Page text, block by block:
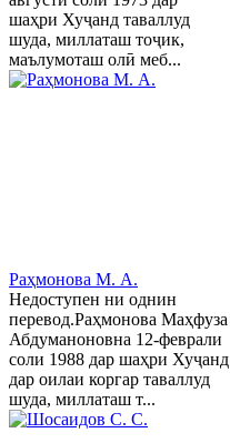
шаҳри Хуҷанд таваллуд
шуда, миллаташ тоҷик,
маълумоташ олӣ меб...
Раҳмонова М. А.
Недоступен ни однин
перевод.Раҳмонова Маҳфуза
Абдуманоновна 12-феврали
соли 1988 дар шаҳри Хуҷанд
дар оилаи коргар таваллуд
шуда, миллаташ т...